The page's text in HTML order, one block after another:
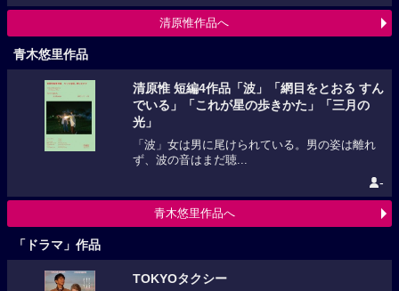
清原惟作品へ
青木悠里作品
清原惟 短編4作品「波」「網目をとおる すん
でいる」「これが星の歩きかた」「三月の
光」
「波」女は男に尾けられている。男の姿は離れ
ず、波の音はまだ聴...
-
青木悠里作品へ
「ドラマ」作品
TOKYOタクシー